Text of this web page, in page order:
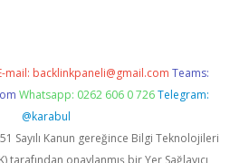
mail: backlinkpaneli@gmail.com Teams:
Whatsapp: 0262 606 0 726 Telegram:
@karabul
Sayılı Kanun gereğince Bilgi Teknolojileri
tarafından onaylanmış bir Yer Sağlayıcı